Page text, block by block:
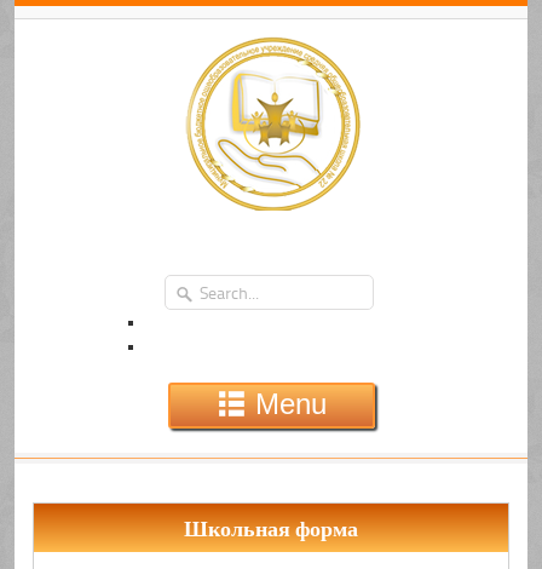
Menu
Школьная форма